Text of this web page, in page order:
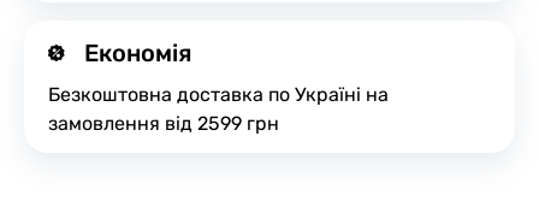
Економія
Безкоштовна доставка по Україні на
замовлення від 2599 грн